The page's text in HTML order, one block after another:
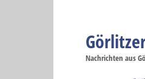
Nachrichten aus